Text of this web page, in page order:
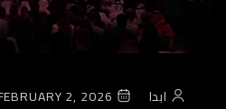
ابدا 2, 2026